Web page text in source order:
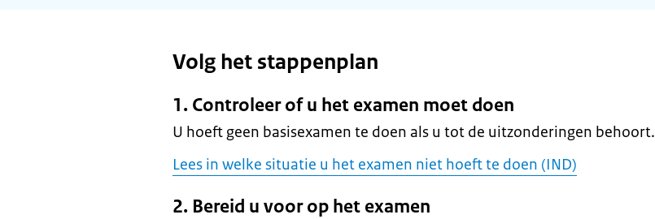
Volg het stappenplan
1. Controleer of u het examen moet doen
U hoeft geen basisexamen te doen als u tot de uitzonderingen behoort.
Lees in welke situatie u het examen niet hoeft te doen (IND)
2. Bereid u voor op het examen